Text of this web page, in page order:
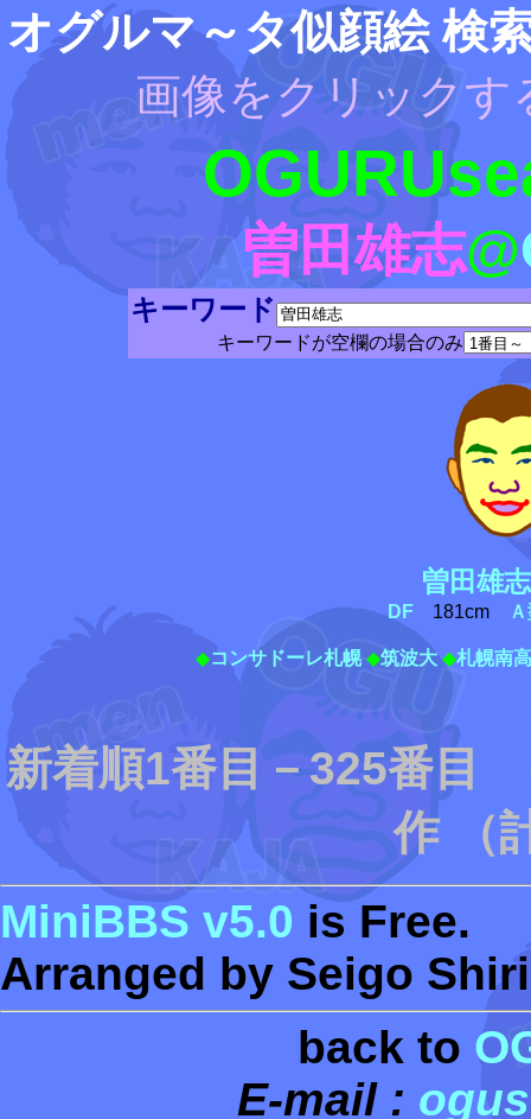
オグルマ～タ似顔絵 検
画像をクリックす
曽田雄志@
キーワード
キーワードが空欄の場合のみ
曽田雄志
DF 181cm
◆コンサドーレ札幌 ◆筑波大 ◆札幌南高
新着順1番目－325番
作 （
MiniBBS v5.0 is Free.
Arranged by Seigo
back to
E-mail :